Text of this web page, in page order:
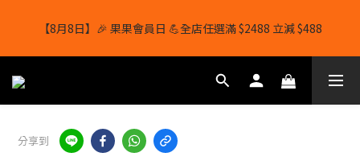
【8月8日】🎉 果果會員日 💪全店任選滿 $2488 立減 $488
【1/8-31/8】8月下單即贈 蛋白威化餅×1-隨機口味
結帳輸入[gopowerhk]，可享全單*95折*，可與活動折扣疊加。
[新會員優惠]新會員註冊即送$20購物金
分享到